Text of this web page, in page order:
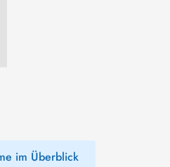
im Überblick